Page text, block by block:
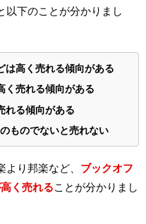
下のことが分かりまし
は高く売れる傾向がある
く売れる傾向がある
れる傾向がある
ものでないと売れない
り邦楽など、 ブックオフ
く売れる ことが分かりまし